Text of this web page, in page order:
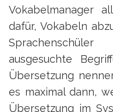
Vokabelmanager
dafür, Vokabeln
ausgesuchte
Übersetzung
es maximal dann,
Übersetzung im